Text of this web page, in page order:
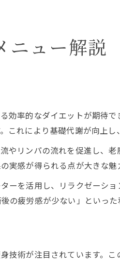
ニュー解説
率的なダイエットが期待で
れにより基礎代謝が向上し
やリンパの流れを促進し、
感が得られる点が大きな魅
ーを活用し、リラクゼーシ
疲労感が少ない」といった
技術が注目されています。